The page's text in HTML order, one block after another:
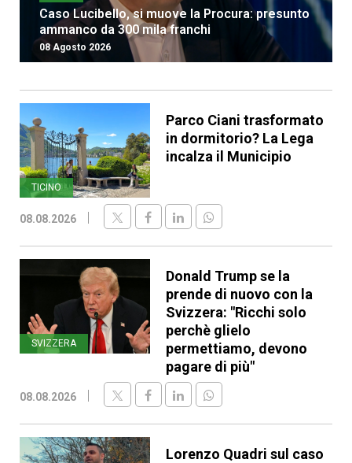
Caso Lucibello, si muove la Procura: presunto
ammanco da 300 mila franchi
08 Agosto 2026
TICINO
Parco Ciani trasformato
in dormitorio? La Lega
incalza il Municipio
08.08.2026
SVIZZERA
Donald Trump se la
prende di nuovo con la
Svizzera: "Ricchi solo
perchè glielo
permettiamo, devono
pagare di più"
08.08.2026
Lorenzo Quadri sul caso